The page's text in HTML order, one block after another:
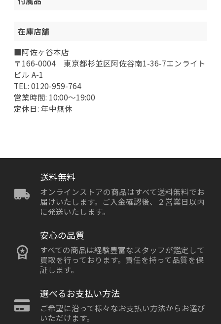
在庫店舗
■阿佐ヶ谷本店
〒166-0004 東京都杉並区阿佐谷南1-36-7エンライト
ビル A-1
TEL: 0120-959-764
営業時間: 10:00～19:00
定休日: 年中無休
送料無料
オンラインストアの商品はすべて送料無料でお
届けいたします。ご入金確認後、２営業日以内
に発送いたします。
安心の品質
すべての商品は経験豊富なスタッフが鑑定して
買取を行っております。責任を持って品質を保
証します。
選べるお支払い方法
ご希望に沿って様々なお支払い方法からお選び
いただけます。